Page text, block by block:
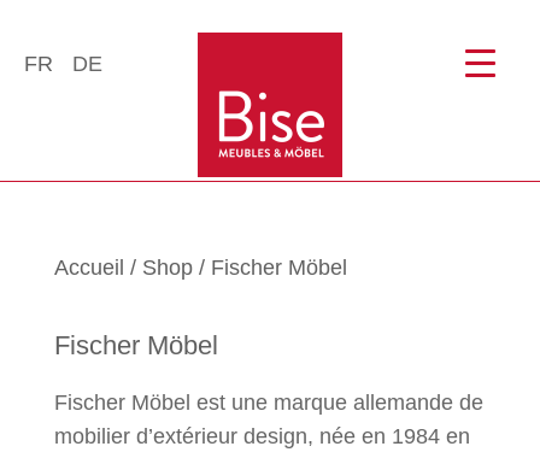
FR DE
Accueil / Shop/ Fischer Möbel
Fischer Möbel
Fischer Möbel est une marque allemande de
mobilier d’extérieur design, née en 1984 en